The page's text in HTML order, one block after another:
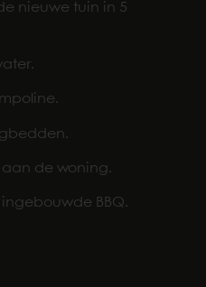
nieuwe tuin in 5
de woning.
BBQ.